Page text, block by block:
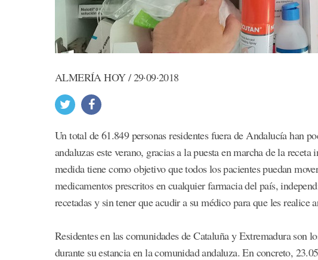
ALMERÍA HOY / 29·09·2018
Un total de 61.849 personas residentes fuera de Andalucía han
andaluzas este verano, gracias a la puesta en marcha de la
medida tiene como objetivo que todos los pacientes puedan
medicamentos prescritos en cualquier farmacia del país,
recetadas y sin tener que acudir a su médico para que les realice
Residentes en las comunidades de Cataluña y Extremadura son
durante su estancia en la comunidad andaluza. En concreto,